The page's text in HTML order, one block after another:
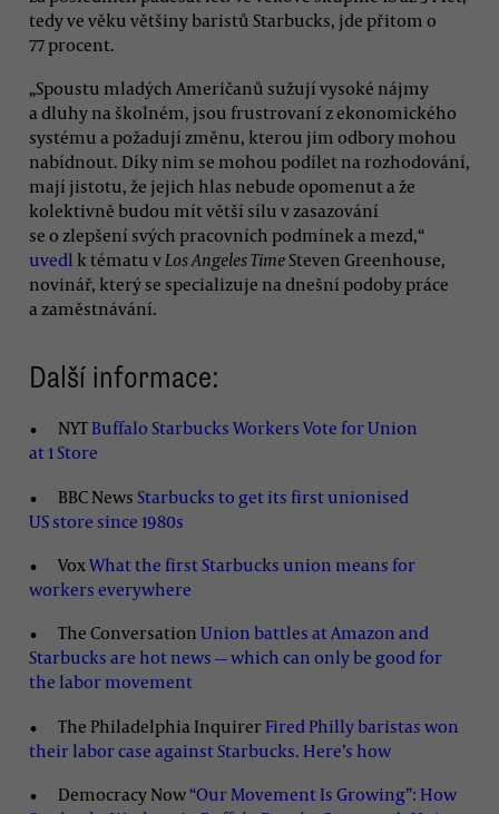
tedy ve věku většiny baristů Starbucks, jde přitom o
77 procent.
„Spoustu mladých Američanů sužují vysoké nájmy
a dluhy na školném, jsou frustrovaní z ekonomického
systému a požadují změnu, kterou jim odbory mohou
nabídnout. Díky nim se mohou podílet na rozhodování,
mají jistotu, že jejich hlas nebude opomenut a že
kolektivně budou mít větší sílu v zasazování
se o zlepšení svých pracovních podmínek a mezd,“
uvedl k tématu vLos Angeles TimeSteven Greenhouse,
novinář, který se specializuje na dnešní podoby práce
a zaměstnávání.
Další informace:
NYT Buffalo Starbucks Workers Vote for Union
at 1 Store
BBC News Starbucks to get its first unionised
US store since 1980s
VoxWhat the first Starbucks union means for
workers everywhere
The Conversation Union battles at Amazon and
Starbucks are hot news — which can only be good for
the labor movement
The Philadelphia Inquirer Fired Philly baristas won
their labor case against Starbucks. Here’s how
Democracy Now“Our Movement Is Growing”: How